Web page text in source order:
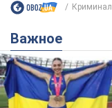
Важное